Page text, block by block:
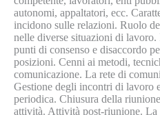
autonomi, appaltatori, ecc.
incidono sulle relazioni. Ruolo
nelle diverse situazioni di
punti di consenso e disaccordo
posizioni. Cenni ai metodi,
comunicazione. La rete di
Gestione degli incontri di lavoro
periodica. Chiusura della
attività. Attività post-riunione.